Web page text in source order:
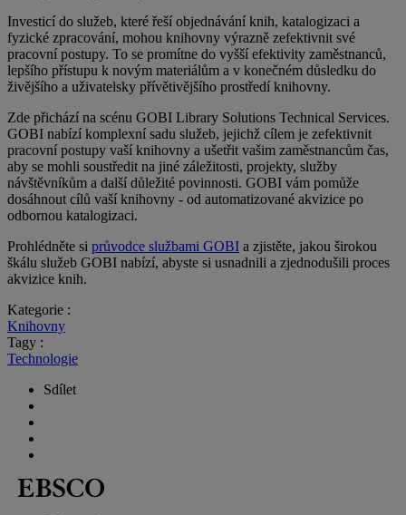
Investicí do služeb, které řeší objednávání knih, katalogizaci a
fyzické zpracování, mohou knihovny výrazně zefektivnit své
pracovní postupy. To se promítne do vyšší efektivity zaměstnanců,
lepšího přístupu k novým materiálům a v konečném důsledku do
živějšího a uživatelsky přívětivějšího prostředí knihovny.
Zde přichází na scénu GOBI Library Solutions Technical Services.
GOBI nabízí komplexní sadu služeb, jejichž cílem je zefektivnit
pracovní postupy vaší knihovny a ušetřit vašim zaměstnancům čas,
aby se mohli soustředit na jiné záležitosti, projekty, služby
návštěvníkům a další důležité povinnosti. GOBI vám pomůže
dosáhnout cílů vaší knihovny - od automatizované akvizice po
odbornou katalogizaci.
Prohlédněte si průvodce službami GOBI a zjistěte, jakou širokou
škálu služeb GOBI nabízí, abyste si usnadnili a zjednodušili proces
akvizice knih.
Kategorie :
Knihovny
Tagy :
Technologie
Sdílet